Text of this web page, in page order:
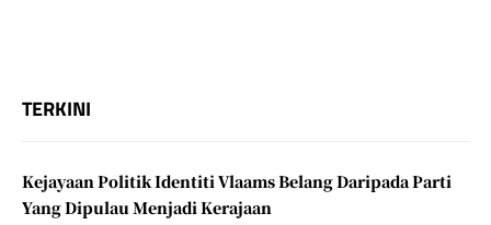
TERKINI
Kejayaan Politik Identiti Vlaams Belang Daripada Parti
Yang Dipulau Menjadi Kerajaan